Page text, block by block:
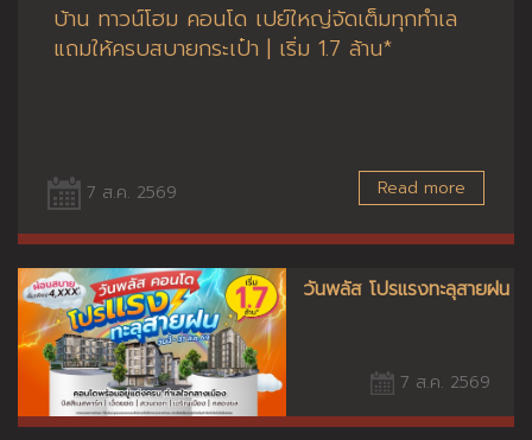
บ้าน ทาวน์โฮม คอนโด เปย์ใหญ่จัดเต็มทุกทำเล
แถมให้ครบสบายกระเป๋า | เริ่ม 1.7 ล้าน*
7 ส.ค. 2569 Read more
วันพลัส โปรแรงทะลุสายฝน
7 ส.ค. 2569